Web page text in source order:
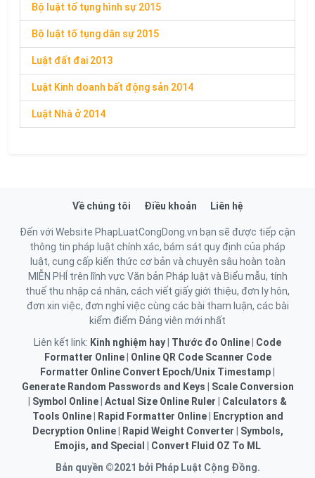
Bộ luật tố tụng hình sự 2015
Bộ luật tố tụng dân sự 2015
Luật đất đai 2013
Luật Kinh doanh bất động sản 2014
Luật Nhà ở 2014
Về chúng tôi Điều khoản Liên hệ
Đến với Website PhapLuatCongDong.vn bạn sẽ được tiếp cận
thông tin pháp luật chính xác, bám sát quy định của pháp
luật, cung cấp kiến thức cơ bản và chuyên sâu hoàn toàn
MIỄN PHÍ trên lĩnh vực Văn bản Pháp luật và Biểu mẫu, tính
thuế thu nhập cá nhân, cách viết giấy giới thiệu, đơn ly hôn,
đơn xin việc, đơn nghỉ việc cùng các bài tham luận, các bài
kiểm điểm Đảng viên mới nhất
Liên kết link: Kinh nghiệm hay Thước đo Online
Code
Formatter Online| Online QR Code Scanner Code
Formatter Online Convert Epoch/Unix Timestamp
Generate Random Passwords and Keys
Scale Conversion
Symbol Online Actual Size Online Ruler
Calculators &
Tools Online| Rapid Formatter Online|
Encryption and
Decryption Online| Rapid Weight Converter
Symbols,
Emojis, and Special
Convert Fluid OZ To ML
Bản quyền ©2021 bởi Pháp Luật Cộng Đồng.